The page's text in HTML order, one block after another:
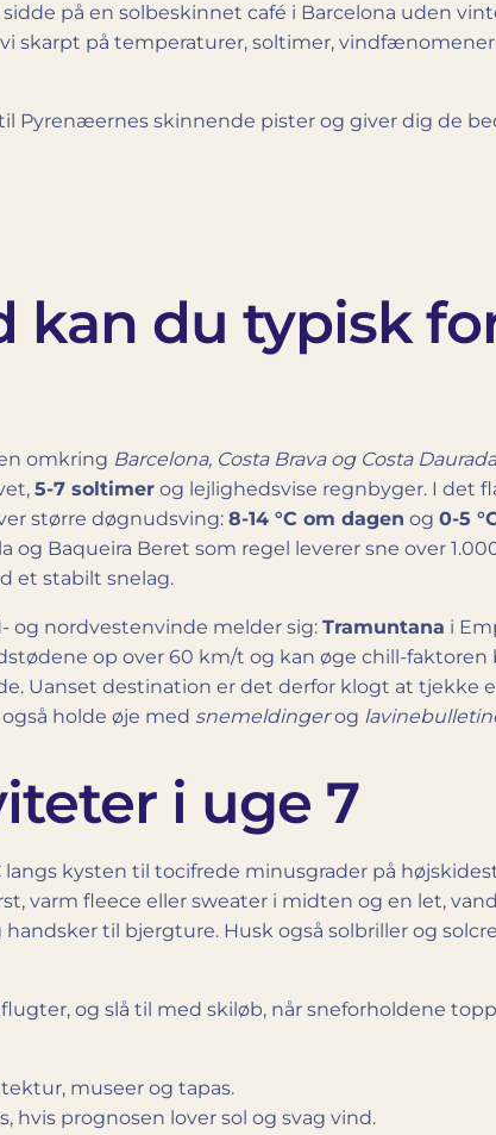
på en solbeskinnet café i Barcelona uden
skarpt på temperaturer, soltimer,
Pyrenæernes skinnende pister og giver dig de
kan du typisk
omkring Barcelona, Costa Brava og Costa Daurada
5-7 soltimer og lejlighedsvise regnbyger. I det
større døgnudsving: 8-14 °C om dagen og 0-5
Baqueira Beret som regel leverer sne over
et stabilt snelag.
nordvestenvinde melder sig: Tramuntana i
op over 60 km/t og kan øge chill-faktoren
Uanset destination er det derfor klogt at tjekke
holde øje med snemeldingerog
i uge 7
langs kysten til tocifrede minusgrader på
varm fleece eller sweater i midten og en let,
til bjergture. Husk også solbriller og
og slå til med skiløb, når sneforholdene
museer og tapas.
hvis prognosen lover sol og svag vind.